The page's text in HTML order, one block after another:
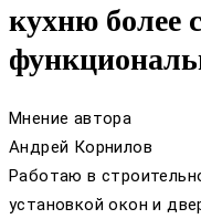
кухню более
Мнение автора
Андрей Корнилов
Работаю в
установкой окон и